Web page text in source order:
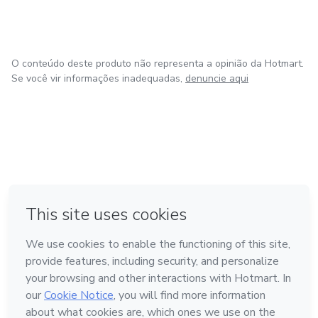
O conteúdo deste produto não representa a opinião da Hotmart.
Se você vir informações inadequadas, denuncie aqui
Feito com ❤ em Bogotá
Conheça a Hotmart